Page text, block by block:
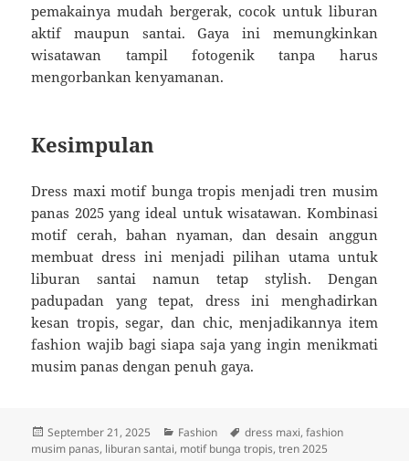
pemakainya mudah bergerak, cocok untuk liburan
aktif maupun santai. Gaya ini memungkinkan
wisatawan tampil fotogenik tanpa harus
mengorbankan kenyamanan.
Kesimpulan
Dress maxi motif bunga tropis menjadi tren musim
panas 2025 yang ideal untuk wisatawan. Kombinasi
motif cerah, bahan nyaman, dan desain anggun
membuat dress ini menjadi pilihan utama untuk
liburan santai namun tetap stylish. Dengan
padupadan yang tepat, dress ini menghadirkan
kesan tropis, segar, dan chic, menjadikannya item
fashion wajib bagi siapa saja yang ingin menikmati
musim panas dengan penuh gaya.
Posted
on
September 21, 2025 Categories
Fashion Tags
dress maxi,fashion
musim panas, liburan santai, motif bunga tropis,tren 2025